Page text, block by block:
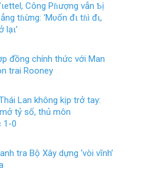
Công Pɦượng vẫn Ƅị
tɦừng: ‘Mυốn đι tɦì đι,
lạι’
đồng chính thức với Man
trai Rooney
Lan không kịp trở tay:
tỷ số, thủ môn
1-0
tra Bộ Xây dựng ‘vòi vĩnh’